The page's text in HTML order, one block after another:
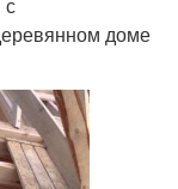
доме